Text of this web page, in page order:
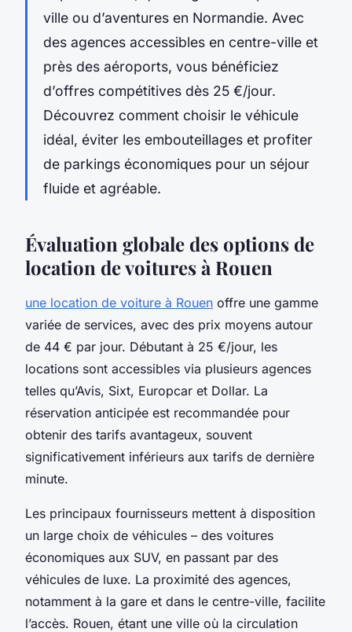
ville ou d’aventures en Normandie. Avec
des agences accessibles en centre-ville et
près des aéroports, vous bénéficiez
d’offres compétitives dès 25 €/jour.
Découvrez comment choisir le véhicule
idéal, éviter les embouteillages et profiter
de parkings économiques pour un séjour
fluide et agréable.
Évaluation globale des options de
location de voitures à Rouen
une location de voiture à Rouen offre une gamme
variée de services, avec des prix moyens autour
de 44 € par jour. Débutant à 25 €/jour, les
locations sont accessibles via plusieurs agences
telles qu’Avis, Sixt, Europcar et Dollar. La
réservation anticipée est recommandée pour
obtenir des tarifs avantageux, souvent
significativement inférieurs aux tarifs de dernière
minute.
Les principaux fournisseurs mettent à disposition
un large choix de véhicules – des voitures
économiques aux SUV, en passant par des
véhicules de luxe. La proximité des agences,
notamment à la gare et dans le centre-ville, facilite
l’accès. Rouen, étant une ville où la circulation